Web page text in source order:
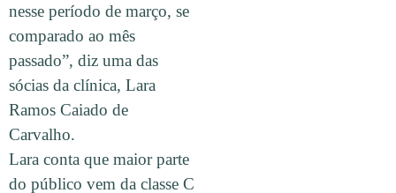
nesse período de março, se
comparado ao mês
passado”, diz uma das
sócias da clínica, Lara
Ramos Caiado de
Carvalho.
Lara conta que maior parte
do público vem da classe C